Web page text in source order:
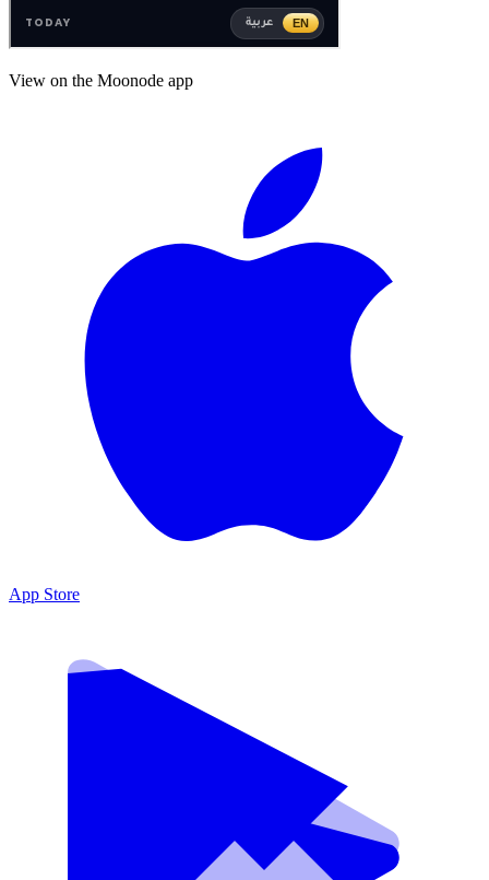
View on the Moonode app
App Store